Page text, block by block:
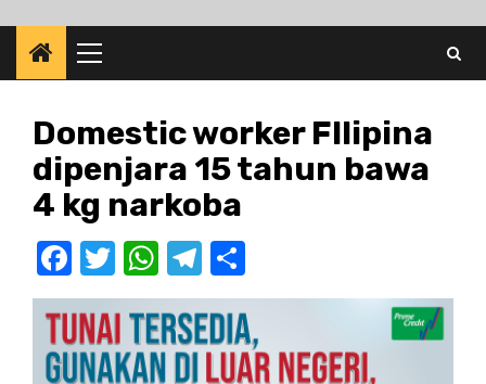
Primary
Menu
Domestic worker FIlipina
dipenjara 15 tahun bawa
4 kg narkoba
Facebook
Twitter
WhatsApp
Telegram